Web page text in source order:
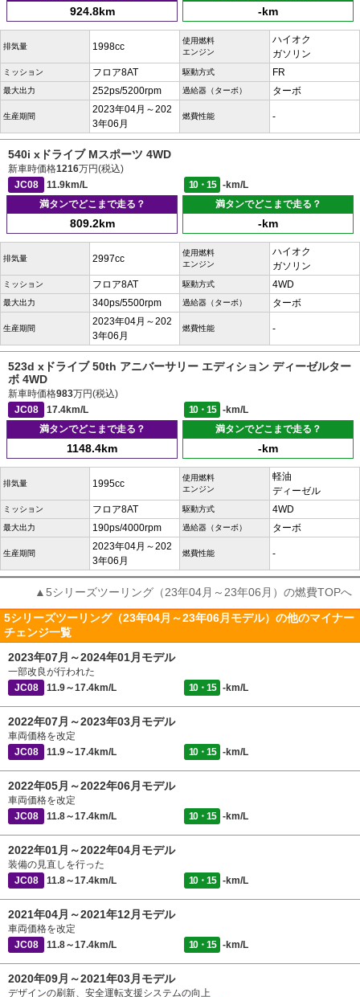
924.8km -km
排気量 1998cc
使用燃料
エンジン
ハイオク
ガソリン
ミッション フロア8AT 駆動方式 FR
最大出力 252ps/5200rpm 過給器（ターボ） ターボ
生産期間
2023年04月～202
3年06月
燃費性能 -
540i xドライブ Mスポーツ 4WD
新車時価格1216万円(税込)
JC08
11.9km/L 10・15
-km/L
満タンでどこまで走る？
809.2km
満タンでどこまで走る？
-km
排気量 2997cc
使用燃料
エンジン
ハイオク
ガソリン
ミッション フロア8AT 駆動方式 4WD
最大出力 340ps/5500rpm 過給器（ターボ） ターボ
生産期間
2023年04月～202
3年06月
燃費性能 -
523d xドライブ 50th アニバーサリー エディション ディーゼルター
ボ 4WD
新車時価格983万円(税込)
JC08
17.4km/L 10・15
-km/L
満タンでどこまで走る？
1148.4km
満タンでどこまで走る？
-km
排気量 1995cc
使用燃料
エンジン
軽油
ディーゼル
ミッション フロア8AT 駆動方式 4WD
最大出力 190ps/4000rpm 過給器（ターボ） ターボ
生産期間
2023年04月～202
3年06月
燃費性能 -
▲5シリーズツーリング（23年04月～23年06月）の燃費TOPへ
5シリーズツーリング（23年04月～23年06月モデル）の他のマイナー
チェンジ一覧
2023年07月～2024年01月モデル
一部改良が行われた
JC08
11.9～17.4km/L 10・15 -km/L
2022年07月～2023年03月モデル
車両価格を改定
JC08
11.9～17.4km/L 10・15 -km/L
2022年05月～2022年06月モデル
車両価格を改定
JC08
11.8～17.4km/L 10・15 -km/L
2022年01月～2022年04月モデル
装備の見直しを行った
JC08
11.8～17.4km/L 10・15 -km/L
2021年04月～2021年12月モデル
車両価格を改定
JC08
11.8～17.4km/L 10・15 -km/L
2020年09月～2021年03月モデル
デザインの刷新、安全運転支援システムの向上